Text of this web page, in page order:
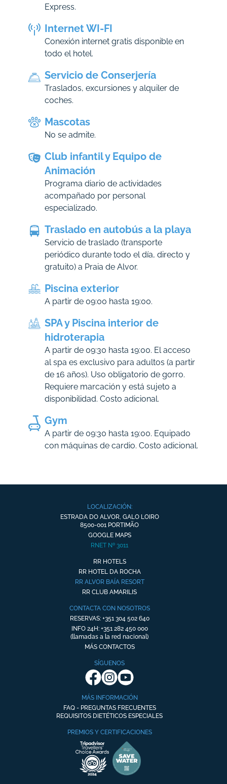
Express.
Internet WI-FI
Conexión internet gratis disponible en
todo el hotel.
Servicio de Conserjería
Traslados, excursiones y alquiler de
coches.
Mascotas
No se admite.
Club infantil y Equipo de
Animación
Programa diario de actividades
acompañado por personal
especializado.
Traslado en autobús a la playa
Servicio de traslado (transporte
periódico durante todo el día, directo y
gratuito) a Praia de Alvor.
Piscina exterior
A partir de 09:00 hasta 19:00.
SPA y Piscina interior de
hidroterapia
A partir de 09:30 hasta 19:00. El acceso
al spa es exclusivo para adultos (a partir
de 16 años). Uso obligatorio de gorro.
Requiere marcación y está sujeto a
disponibilidad. Costo adicional.
Gym
A partir de 09:30 hasta 19:00. Equipado
con máquinas de cardio. Costo adicional.
LOCALIZACIÓN:
ESTRADA DO ALVOR, GALO LOIRO
8500-001 PORTIMÃO
GOOGLE MAPS
RNET Nº 3011
RR HOTELS
RR HOTEL DA ROCHA
RR ALVOR BAÍA RESORT
RR CLUB AMARILIS
CONTACTA CON NOSOTROS
RESERVAS: +351 304 502 640
INFO 24H: +351 282 450 000
(llamadas a la red nacional)
MÁS CONTACTOS
SÍGUENOS
MÁS INFORMACIÓN
FAQ - PREGUNTAS FRECUENTES
REQUISITOS DIETÉTICOS ESPECIALES
PREMIOS Y CERTIFICACIONES